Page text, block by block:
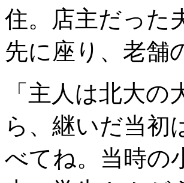
住。店主だった
先に座り、老舗
「主人は北大
ら、継いだ当初
べてね。当時の